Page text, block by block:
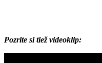
Pozrite si tiež videoklip: